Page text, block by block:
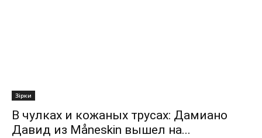
Зірки
В чулках и кожаных трусах: Дамиано
Давид из Måneskin вышел на...